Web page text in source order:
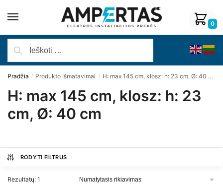
0
Pradžia / Produkto Išmatavimai / H: max 145 cm, klosz: h: 23 cm, Ø: 40 cm
H: max 145 cm, klosz: h: 23
cm, Ø: 40 cm
RODYTI FILTRUS
Rezultatų: 1